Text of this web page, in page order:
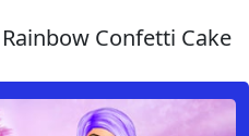
Confetti Cake